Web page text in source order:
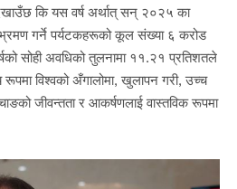
कि यस वर्ष अर्थात् सन् २०२५ का
भ्रमण गर्ने पर्यटकहरूको कूल संख्या ६ करोड
सोही अवधिको तुलनामा ११.२१ प्रतिशतले
विश्वको अँगालोमा, खुलापन गरी, उच्च
जीवन्तता र आकर्षणलाई वास्तविक रूपमा